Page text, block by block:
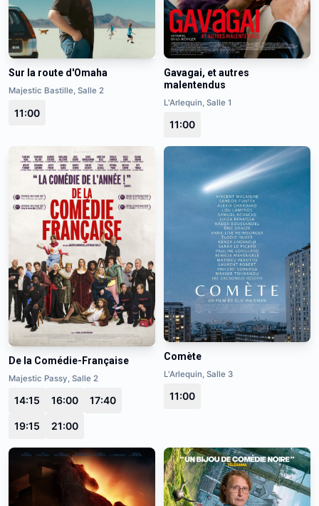
Sur la route d'Omaha
Majestic Bastille, Salle 2
11:00
Gavagai, et autres
malentendus
L'Arlequin, Salle 1
11:00
De la Comédie-Française
Majestic Passy, Salle 2
14:15 16:00 17:40
19:15 21:00
Comète
L'Arlequin, Salle 3
11:00